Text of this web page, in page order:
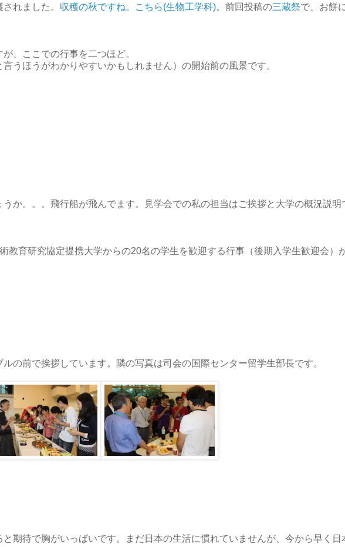
れました。 収穫の秋ですね。こちら(生物工学科)。前回投稿の三蔵祭で、お餅
が、ここでの行事を二つほど。
うほうがわかりやすいかもしれません）の開始前の風景です。
か。。。飛行船が飛んでます。見学会での私の担当はご挨拶と大学の概況説明
教育研究協定提携大学からの20名の学生を歓迎する行事（後期入学生歓迎会）
の前で挨拶しています。隣の写真は司会の国際センター留学生部長です。
と期待で胸がいっぱいです。まだ日本の生活に慣れていませんが、今から早く日